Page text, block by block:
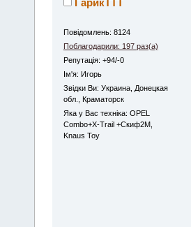
Повідомлень: 8124
Поблагодарили: 197 раз(а)
Репутація: +94/-0
Iм'я: Игорь
Звідки Ви: Украина, Донецкая
обл., Краматорск
Яка у Вас техніка: OPEL
Combo+X-Trail +Скиф2М,
Knaus Toy